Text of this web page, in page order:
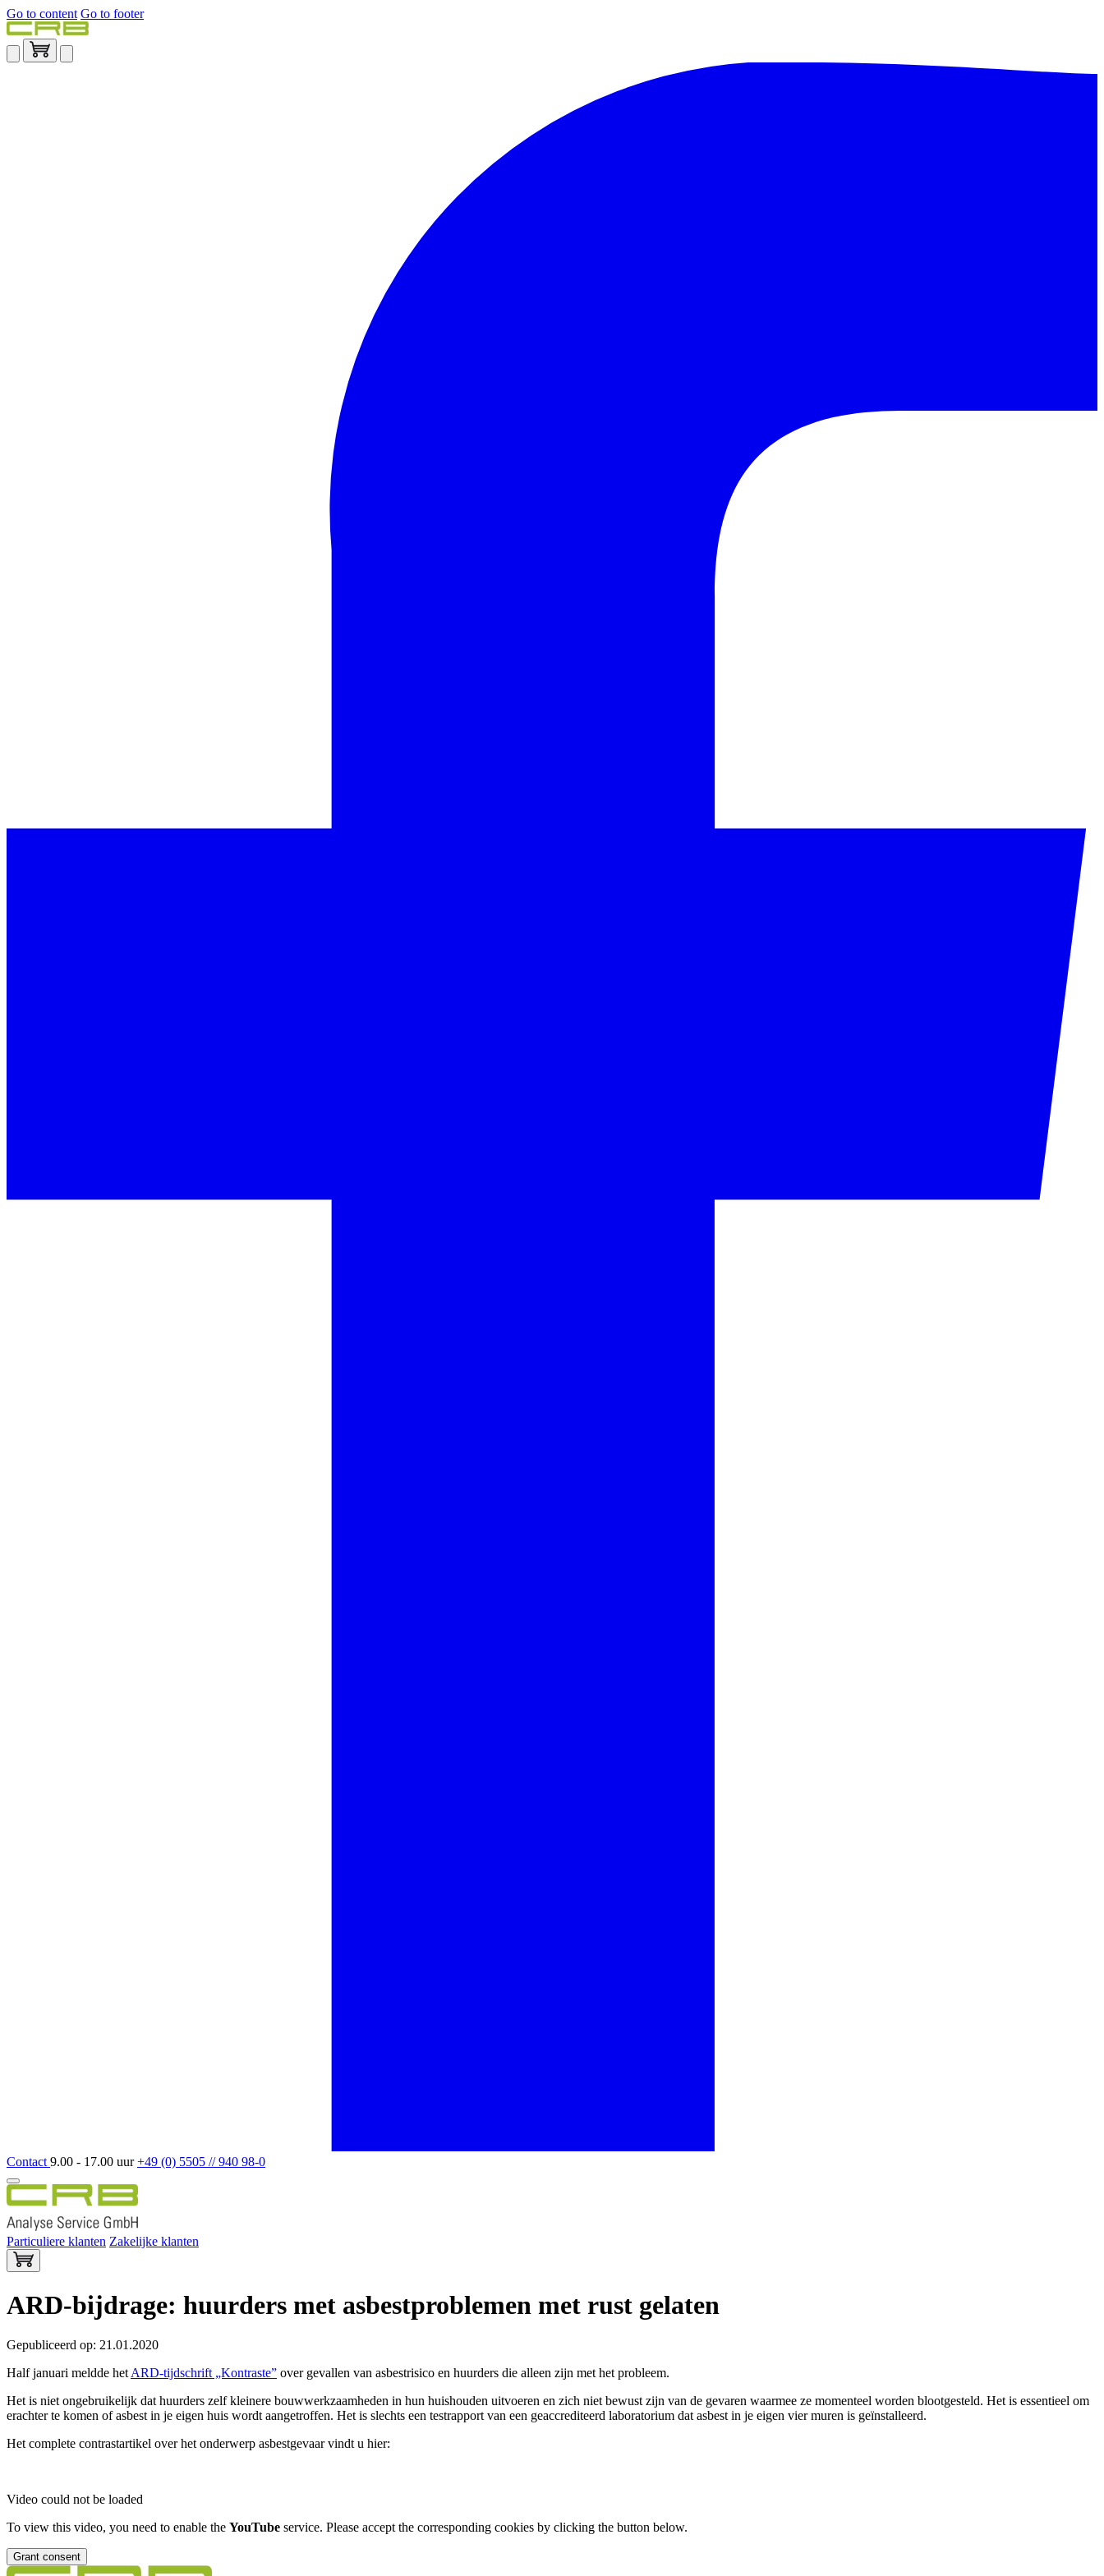
Go to content Go to footer
Contact 9.00 - 17.00 uur+49 (0) 5505 // 940 98-0
Particuliere klanten Zakelijke klanten
ARD-bijdrage: huurders met asbestproblemen met rust gelaten
Gepubliceerd op: 21.01.2020
Half januari meldde het ARD-tijdschrift „Kontraste” over gevallen van asbestrisico en huurders die alleen zijn met het probleem.
Het is niet ongebruikelijk dat huurders zelf kleinere bouwwerkzaamheden in hun huishouden uitvoeren en zich niet bewust zijn van de gevaren waarmee ze momenteel worden blootgesteld. Het is essentieel om
erachter te komen of asbest in je eigen huis wordt aangetroffen. Het is slechts een testrapport van een geaccrediteerd laboratorium dat asbest in je eigen vier muren is geïnstalleerd.
Het complete contrastartikel over het onderwerp asbestgevaar vindt u hier:
Video could not be loaded
To view this video, you need to enable the YouTube service. Please accept the corresponding cookies by clicking the button below.
Grant consent